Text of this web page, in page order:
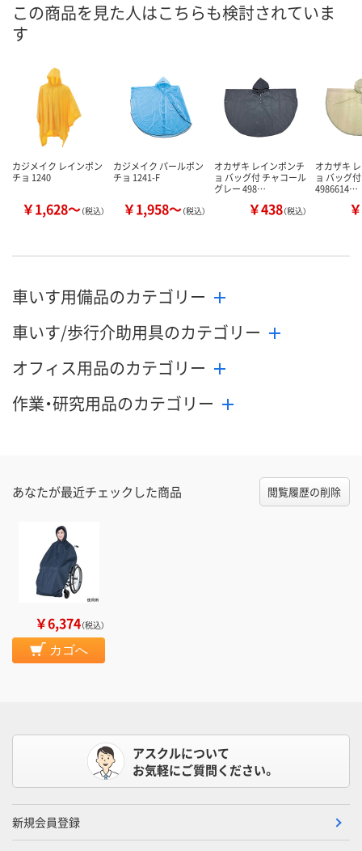
この商品を見た人はこちらも検討されていま
す
カジメイク レインポン
チョ 1240
￥1,628～（税込）
カジメイク パールポン
チョ 1241-F
￥1,958～（税込）
オカザキ レインポンチ
ョ バッグ付 チャコール
グレー 498…
￥438（税込）
オカザキ
ョ バッグ
4986614…
車いす用備品のカテゴリー
車いす/歩行介助用具のカテゴリー
オフィス用品のカテゴリー
作業・研究用品のカテゴリー
あなたが最近チェックした商品 閲覧履歴の削除
￥6,374（税込）
カゴへ
アスクルについて
お気軽にご質問ください。
新規会員登録